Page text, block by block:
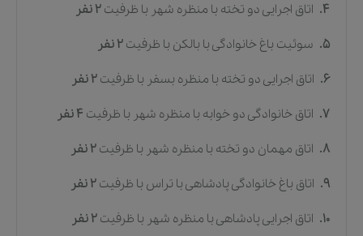
4. اتاق اجرایی دو تخته با منظره شهر با ظرفیت 2 نفر
5. سوئیت باغ خانوادگی با بالکن با ظرفیت 2 نفر
6. اتاق اجرایی دو تخته با منظره بسفر با ظرفیت 2 نفر
7. اتاق خانوادگی دو خوابه با منظره شهر با ظرفیت 4 نفر
8. اتاق مهمان دو تخته با منظره شهر با ظرفیت 2 نفر
9. اتاق باغ خانوادگی پادشاهی با تراس با ظرفیت 2 نفر
10. اتاق اجرایی پادشاهی با منظره شهر با ظرفیت 2 نفر